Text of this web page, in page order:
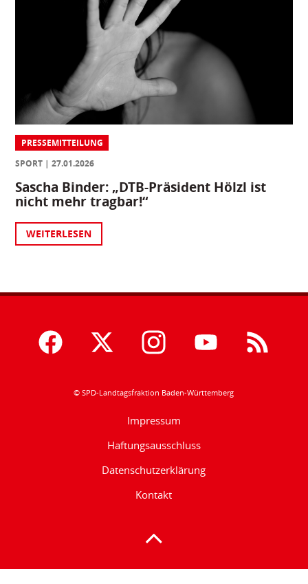
PRESSEMITTEILUNG
SPORT
27.01.2026
Sascha Binder: „DTB-Präsident Hölzl ist
nicht mehr tragbar!“
WEITERLESEN
© SPD-Landtagsfraktion Baden-Württemberg
Impressum
Haftungsausschluss
Datenschutzerklärung
Kontakt